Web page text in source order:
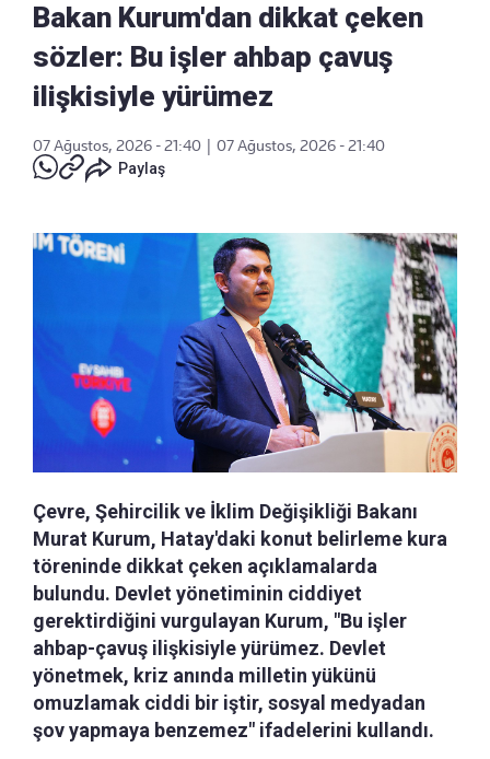
Bakan Kurum'dan dikkat çeken
sözler: Bu işler ahbap çavuş
ilişkisiyle yürümez
07 Ağustos, 2026 - 21:40
07 Ağustos, 2026 - 21:40
Paylaş
Çevre, Şehircilik ve İklim Değişikliği Bakanı
Murat Kurum, Hatay'daki konut belirleme kura
töreninde dikkat çeken açıklamalarda
bulundu. Devlet yönetiminin ciddiyet
gerektirdiğini vurgulayan Kurum, "Bu işler
ahbap-çavuş ilişkisiyle yürümez. Devlet
yönetmek, kriz anında milletin yükünü
omuzlamak ciddi bir iştir, sosyal medyadan
şov yapmaya benzemez" ifadelerini kullandı.